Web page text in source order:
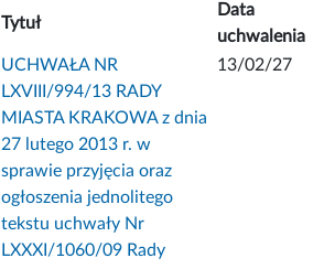
Tytuł
Data
uchwalenia
UCHWAŁA NR
LXVIII/994/13 RADY
MIASTA KRAKOWA z dnia
27 lutego 2013 r. w
sprawie przyjęcia oraz
ogłoszenia jednolitego
tekstu uchwały Nr
LXXXI/1060/09 Rady
13/02/27